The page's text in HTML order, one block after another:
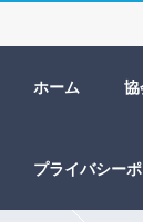
ホーム 協
プライバシー